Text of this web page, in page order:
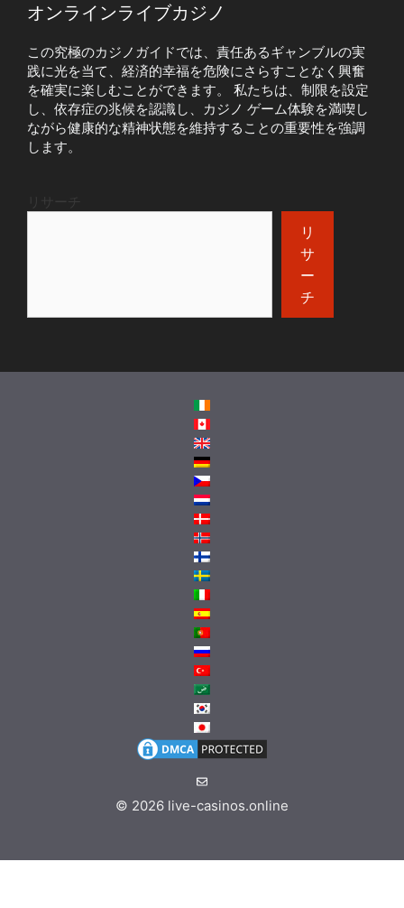
オンラインライブカジノ
この究極のカジノガイドでは、責任あるギャンブルの実
践に光を当て、経済的幸福を危険にさらすことなく興奮
を確実に楽しむことができます。 私たちは、制限を設定
し、依存症の兆候を認識し、カジノ ゲーム体験を満喫し
ながら健康的な精神状態を維持することの重要性を強調
します。
リサーチ
リ
サ
ー
チ
© 2026 live-casinos.online